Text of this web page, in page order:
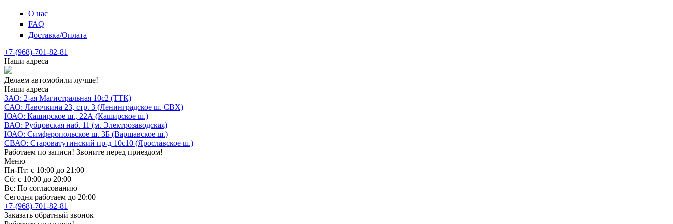
О нас
FAQ
Доставка/Оплата
+7-(968)-701-82-81
Наши адреса
Делаем автомобили лучше!
Наши адреса
ЗАО: 2-ая Магистральная 10с2 (ТТК)
САО: Лавочкина 23, стр. 3 (Ленинградское ш. СВХ)
ЮАО: Каширское ш., 22А (Каширское ш.)
ВАО: Рубцовская наб. 11 (м. Электрозаводская)
ЮАО: Симферопольское ш. 3Б (Варшавское ш.)
СВАО: Староватутинский пр-д 10с10 (Ярославское ш.)
Работаем по записи! Звоните перед приездом!
Меню
Пн-Пт: с 10:00 до 21:00
Сб: с 10:00 до 20:00
Вс: По согласованию
Сегодня работаем до 20:00
+7-(968)-701-82-81
Заказать обратный звонок